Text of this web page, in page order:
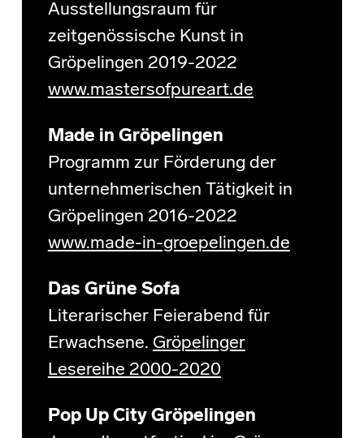
Ausstellungsraum für
zeitgenössische Kunst in
Gröpelingen 2019-2022
www.mastersofpureart.de
Made in Gröpelingen
Programm zur Förderung der
unternehmerischen Tätigkeit in
Gröpelingen 2016-2022
www.made-in-groepelingen.de
Das Grüne Sofa
Literarischer Feierabend für
Erwachsene. Gröpelinger
Lesereihe 2000-2020
Pop Up City Gröpelingen